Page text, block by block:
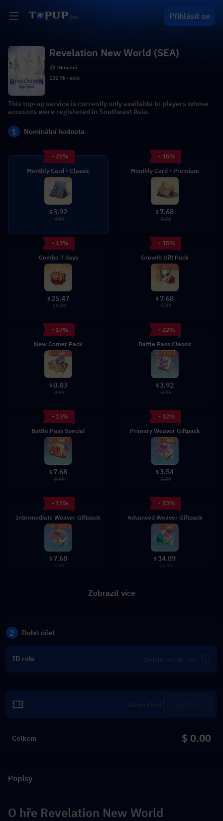
Přihlásit se
Revelation New World (SEA)
Globální
132.9k+ sold
This top-up service is currently only available to players whose
accounts were registered in Southeast Asia.
1 Nominální hodnota
- 22%
Monthly Card - Classic
$3.92
4.99
- 15%
Monthly Card - Premium
$ 7.68
8.99
- 13%
Combo 7 days
$ 25.47
28.99
- 15%
Growth Gift Pack
$ 7.68
8.99
- 17%
New Comer Pack
$0.83
0.99
- 22%
Battle Pass Classic
$3.92
4.99
- 15%
Battle Pass Special
$ 7.68
8.99
- 12%
Primary Weaver Giftpack
$3.54
3.99
- 15%
Intermediate Weaver Giftpack
$ 7.68
8.99
- 13%
Advanced Weaver Giftpack
$ 14.89
16.99
Zobrazit více
2 Dobít účet
ID role
Celkem $ 0.00
Popisy
O hře Revelation New World